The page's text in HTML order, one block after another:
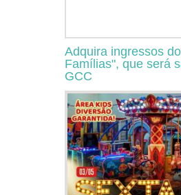
Adquira ingressos
Famílias", que será
GCC